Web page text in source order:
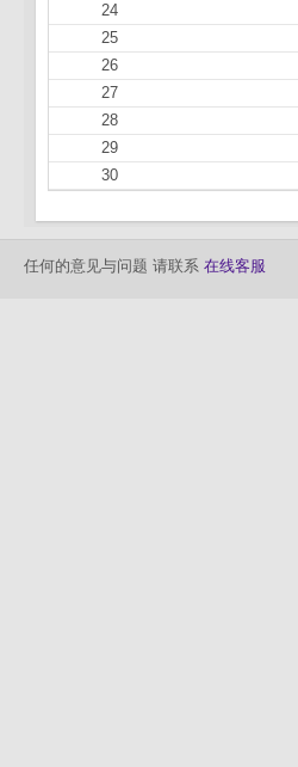
24
25
26
27
28
29
30
任何的意见与问题 请联系 在线客服